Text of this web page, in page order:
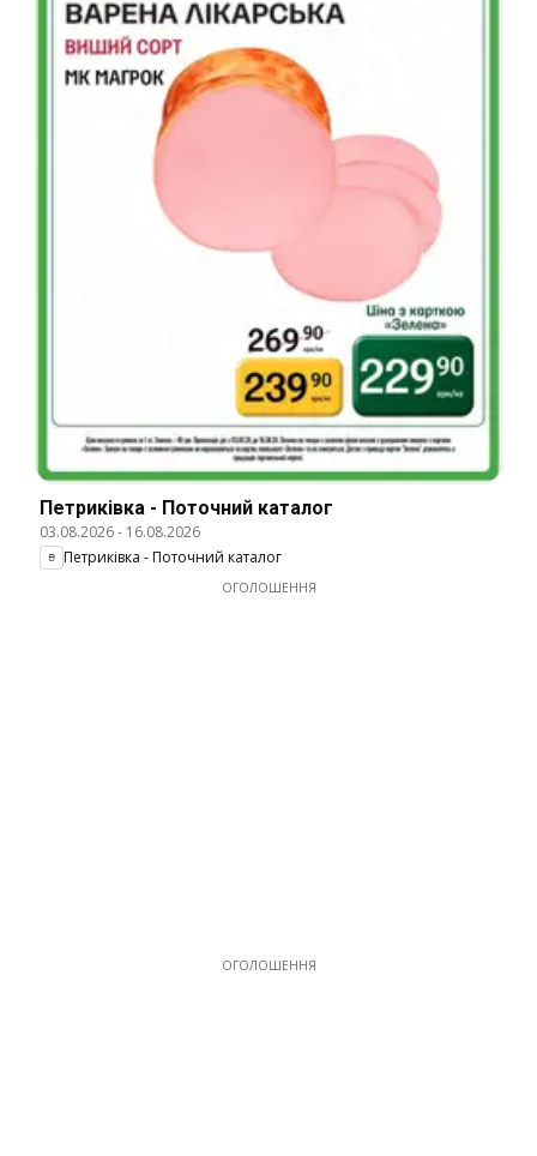
Петриківка - Поточний каталог
03.08.2026- 16.08.2026
Петриківка - Поточний каталог
ОГОЛОШЕННЯ
ОГОЛОШЕННЯ